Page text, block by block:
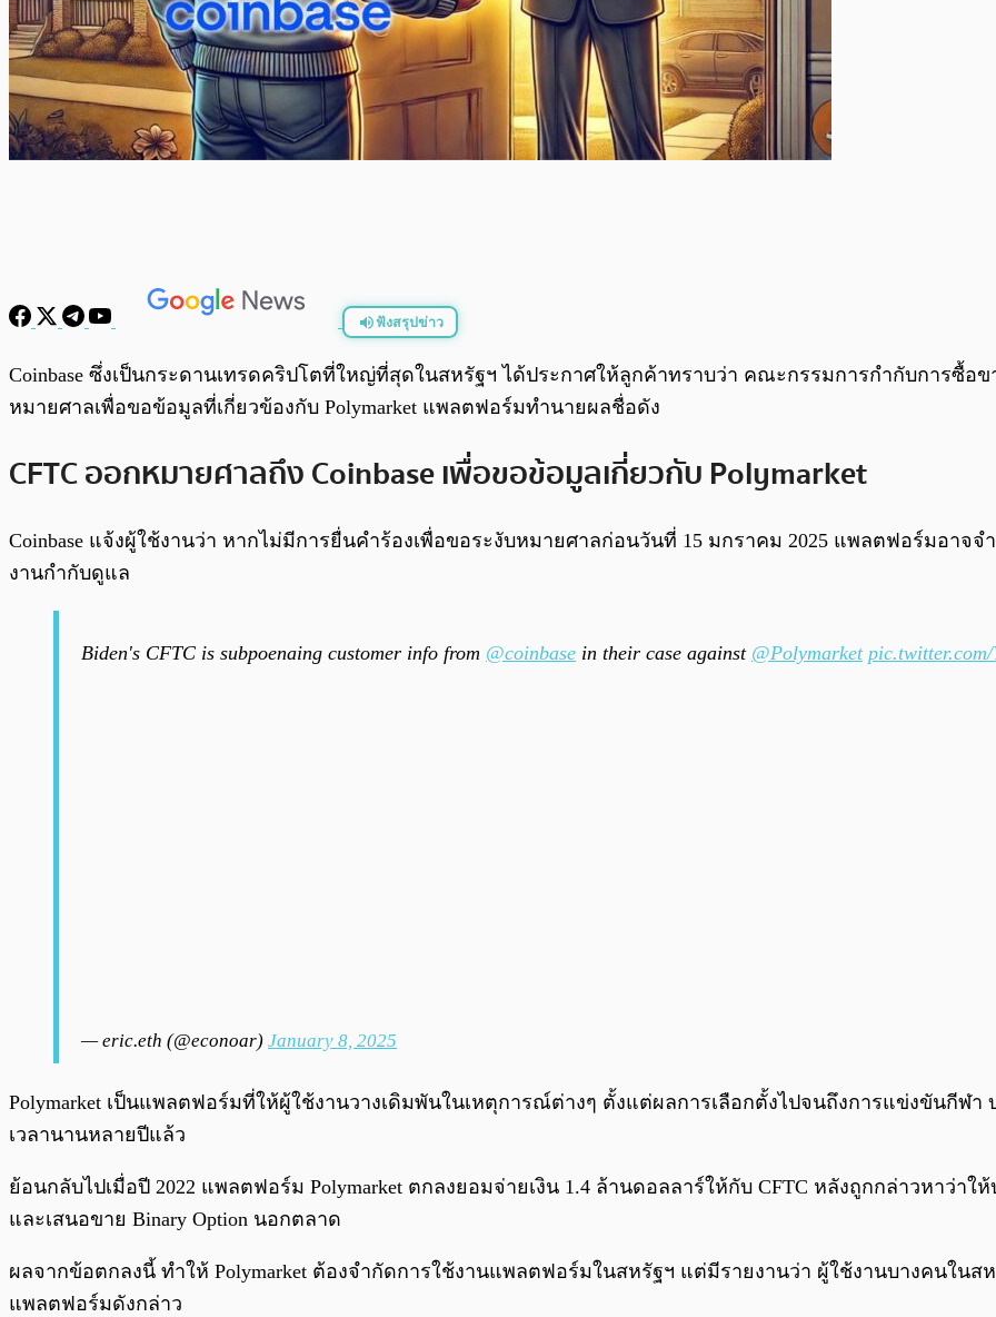
ฟังสรุปข่าว
พร้อมเล่น
Coinbase ซึ่งเป็นกระดานเทรดคริปโตที่ใหญ่ที่สุดในสหรัฐฯ ได้ประกาศให้ลูกค้าทราบว่า คณะกรรมการกำกับการซื้
หมายศาลเพื่อขอข้อมูลที่เกี่ยวข้องกับ Polymarket แพลตฟอร์มทำนายผลชื่อดัง
CFTC ออกหมายศาลถึง Coinbase เพื่อขอข้อมูลเกี่ยวกับ Polymarket
Coinbase แจ้งผู้ใช้งานว่า หากไม่มีการยื่นคำร้องเพื่อขอระงับหมายศาลก่อนวันที่ 15 มกราคม 2025 แพลตฟอร์มอาจ
งานกำกับดูแล
Biden's CFTC is subpoenaing customer info from @coinbase in their case against @Polymarket
— eric.eth (@econoar) January 8, 2025
Polymarket เป็นแพลตฟอร์มที่ให้ผู้ใช้งานวางเดิมพันในเหตุการณ์ต่างๆ ตั้งแต่ผลการเลือกตั้งไปจนถึงการแข่งขันกีฬ
เวลานานหลายปีแล้ว
ย้อนกลับไปเมื่อปี 2022 แพลตฟอร์ม Polymarket ตกลงยอมจ่ายเงิน 1.4 ล้านดอลลาร์ให้กับ CFTC หลังถูกกล่าวหาว่
และเสนอขาย Binary Option นอกตลาด
ผลจากข้อตกลงนี้ ทำให้ Polymarket ต้องจำกัดการใช้งานแพลตฟอร์มในสหรัฐฯ แต่มีรายงานว่า ผู้ใช้งานบางคนในส
แพลตฟอร์มดังกล่าว